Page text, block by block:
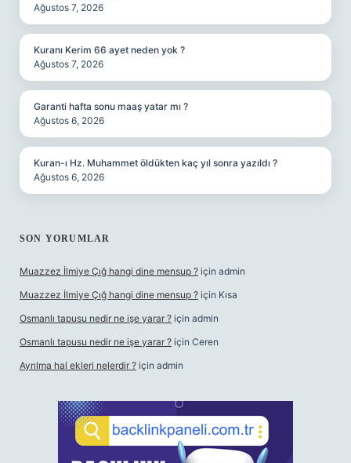
Ağustos 7, 2026
Kuranı Kerim 66 ayet neden yok ?
Ağustos 7, 2026
Garanti hafta sonu maaş yatar mı ?
Ağustos 6, 2026
Kuran-ı Hz. Muhammet öldükten kaç yıl sonra yazıldı ?
Ağustos 6, 2026
SON YORUMLAR
Muazzez İlmiye Çığ hangi dine mensup ? için admin
Muazzez İlmiye Çığ hangi dine mensup ? için Kısa
Osmanlı tapusu nedir ne işe yarar ? için admin
Osmanlı tapusu nedir ne işe yarar ? için Ceren
Ayrılma hal ekleri nelerdir ? için admin